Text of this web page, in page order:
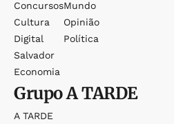
Concursos
Cultura
Digital
Salvador
Economia
Mundo
Opinião
Política
GrupoA TARDE
A TARDE